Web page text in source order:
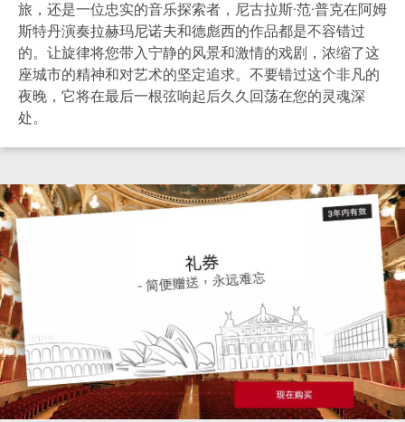
旅，还是一位忠实的音乐探索者，尼古拉斯·范·普克在阿姆
斯特丹演奏拉赫玛尼诺夫和德彪西的作品都是不容错过
的。让旋律将您带入宁静的风景和激情的戏剧，浓缩了这
座城市的精神和对艺术的坚定追求。不要错过这个非凡的
夜晚，它将在最后一根弦响起后久久回荡在您的灵魂深
处。